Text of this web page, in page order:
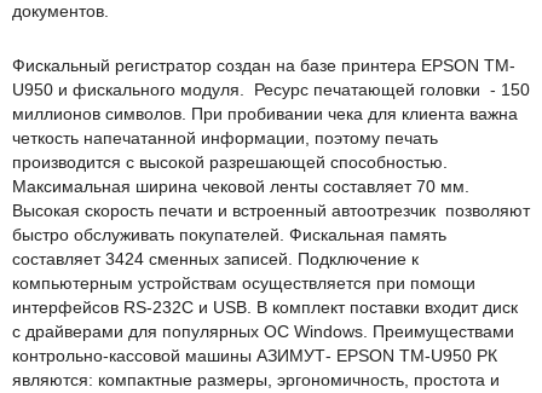
документов.
Фискальный регистратор создан на базе принтера EPSON TM-
U950 и фискального модуля. Ресурс печатающей головки - 150
миллионов символов. При пробивании чека для клиента важна
четкость напечатанной информации, поэтому печать
производится с высокой разрешающей способностью.
Максимальная ширина чековой ленты составляет 70 мм.
Высокая скорость печати и встроенный автоотрезчик позволяют
быстро обслуживать покупателей. Фискальная память
составляет 3424 сменных записей. Подключение к
компьютерным устройствам осуществляется при помощи
интерфейсов RS-232C и USB. В комплект поставки входит диск
с драйверами для популярных ОС Windows. Преимуществами
контрольно-кассовой машины АЗИМУТ- EPSON TM-U950 РК
являются: компактные размеры, эргономичность, простота и